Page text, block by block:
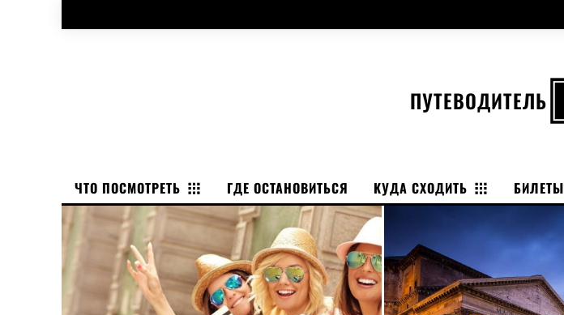
ПУТЕВОДИТЕЛЬ
ЧТО ПОСМОТРЕТЬ ГДЕ ОСТАНОВИТЬСЯ КУДА СХОДИТЬ БИЛЕТЫ